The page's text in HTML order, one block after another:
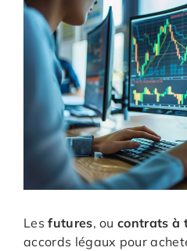
Lesfutures, oucontrats à
accords légaux pour